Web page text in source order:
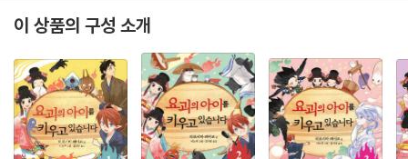
이 상품의 구성 소개